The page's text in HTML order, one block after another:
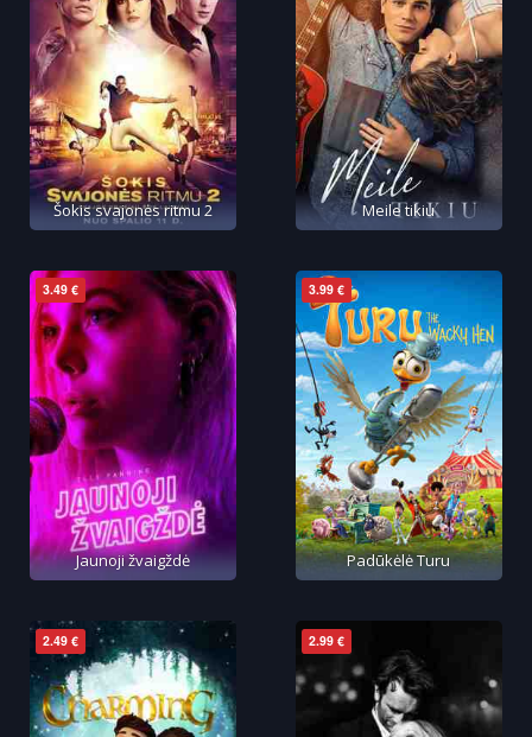
Meile tikiu
Šokis svajonės ritmu 2
3.99 €
Padūkėlė Turu
3.49 €
Jaunoji žvaigždė
2.99 €
2.49 €